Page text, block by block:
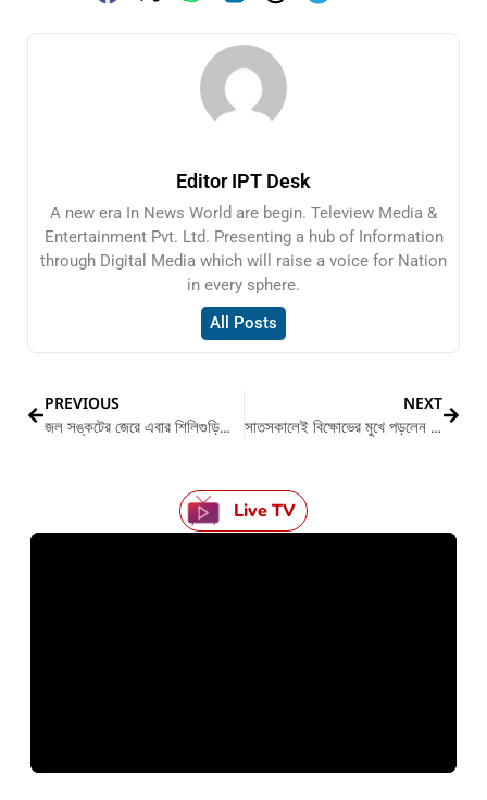
Editor IPT Desk
A new era In News World are begin. Teleview Media &
Entertainment Pvt. Ltd. Presenting a hub of Information
through Digital Media which will raise a voice for Nation
in every sphere.
All Posts
PREVIOUS
জল সঙ্কটের জেরে এবার শিলিগুড়িতে কুপন দিয়ে মিলছে জল
NEXT
সাতসকালেই বিক্ষোভের মুখে পড়লেন যাদবপুরের সিপিএম প্রার্থী
Live TV